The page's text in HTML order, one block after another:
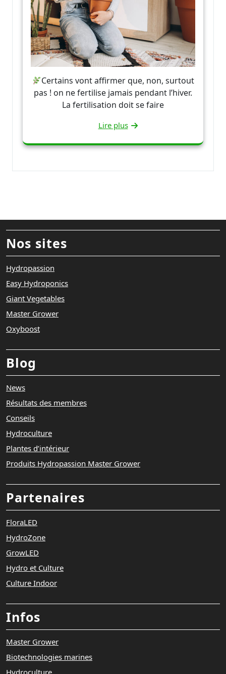
Certains vont affirmer que, non, surtout
pas ! on ne fertilise jamais pendant l’hiver.
La fertilisation doit se faire
Lire plus
Nos sites
Hydropassion
Easy Hydroponics
Giant Vegetables
Master Grower
Oxyboost
Blog
News
Résultats des membres
Conseils
Hydroculture
Plantes d’intérieur
Produits Hydropassion Master Grower
Partenaires
FloraLED
HydroZone
GrowLED
Hydro et Culture
Culture Indoor
Infos
Master Grower
Biotechnologies marines